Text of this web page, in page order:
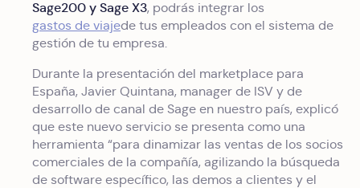
Sage200 y Sage X3, podrás integrar los
gastos de viajede tus empleados con el sistema de
gestión de tu empresa.
Durante la presentación del marketplace para
España, Javier Quintana, manager de ISV y de
desarrollo de canal de Sage en nuestro país, explicó
que este nuevo servicio se presenta como una
herramienta “para dinamizar las ventas de los socios
comerciales de la compañía, agilizando la búsqueda
de software específico, las demos a clientes y el